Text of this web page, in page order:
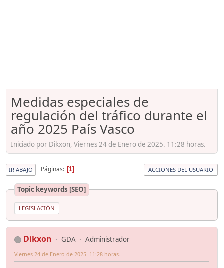
Medidas especiales de
regulación del tráfico durante el
año 2025 País Vasco
Iniciado por Dikxon, Viernes 24 de Enero de 2025. 11:28 horas.
IR ABAJO Páginas 1 ACCIONES DEL USUARIO
Topic keywords [SEO]
LEGISLACIÓN
Dikxon GDA Administrador
Viernes 24 de Enero de 2025. 11:28 horas.